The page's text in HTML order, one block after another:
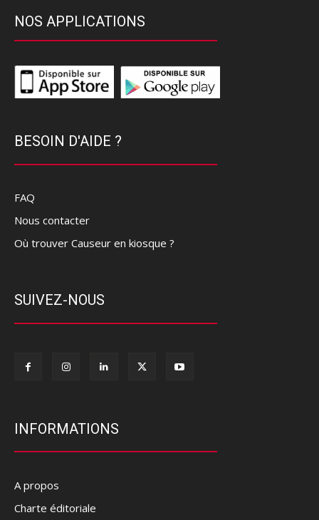
NOS APPLICATIONS
BESOIN D'AIDE ?
FAQ
Nous contacter
Où trouver Causeur en kiosque ?
SUIVEZ-NOUS
INFORMATIONS
A propos
Charte éditoriale